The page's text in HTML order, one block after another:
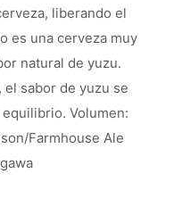
liberando el
es una cerveza muy
natural de yuzu.
el sabor de yuzu se
Volumen:
Farmhouse Ale